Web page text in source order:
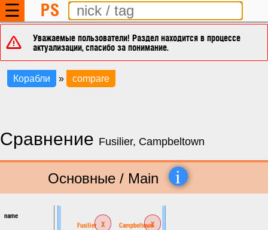
☰ PS
Уважаемые пользователи! Раздел находится в процессе
актуализации, спасибо за понимание.
Корабли » compare
Сравнение Fusilier, Campbeltown
Основные / Main i
name
Fusilier x Campbeltownx